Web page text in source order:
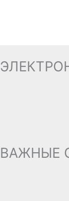
ВАЖНЫЕ